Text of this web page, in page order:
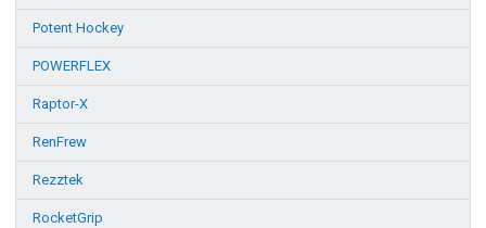
Potent Hockey
POWERFLEX
Raptor-X
RenFrew
Rezztek
RocketGrip